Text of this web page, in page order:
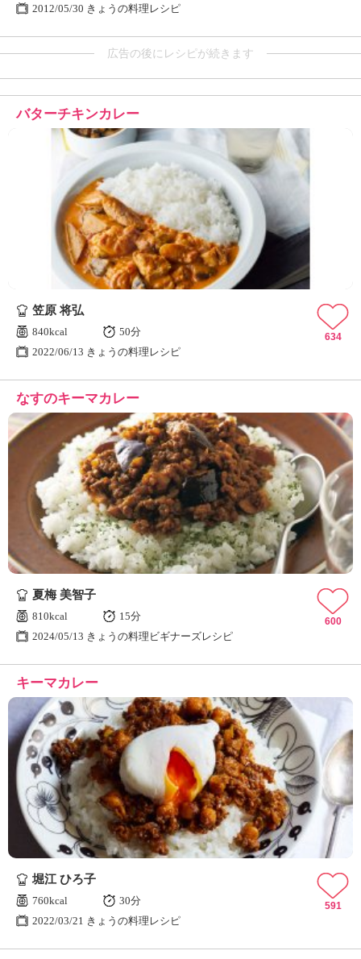
2012/05/30 きょうの料理レシピ
広告の後にレシピが続きます
バターチキンカレー
笠原 将弘
840kcal
50分
2022/06/13 きょうの料理レシピ
634
なすのキーマカレー
夏梅 美智子
810kcal
15分
2024/05/13 きょうの料理ビギナーズレシピ
600
キーマカレー
堀江 ひろ子
760kcal
30分
2022/03/21 きょうの料理レシピ
591